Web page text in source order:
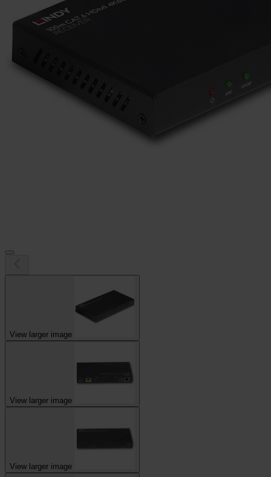
View larger image
View larger image
View larger image